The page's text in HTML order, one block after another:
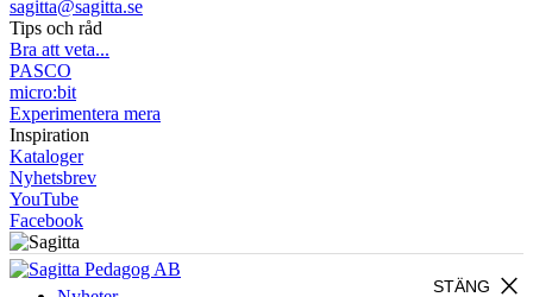
sagitta@sagitta.se
Tips och råd
Bra att veta...
PASCO
micro:bit
Experimentera mera
Inspiration
Kataloger
Nyhetsbrev
YouTube
Facebook
close
STÄNG